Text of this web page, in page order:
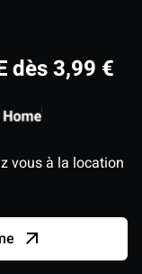
dès 3,99 €
vous à la location